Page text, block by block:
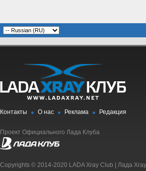
Контакты О нас Реклама Редакция
Проект Официального Лада Клуба
Copyrights © 2014-2020 LADA Xray Club | Лада